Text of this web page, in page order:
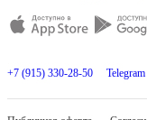
+7 (915) 330-28-50 Telegram